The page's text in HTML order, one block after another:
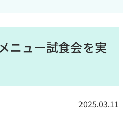
ニュー試食会を実
2025.03.11